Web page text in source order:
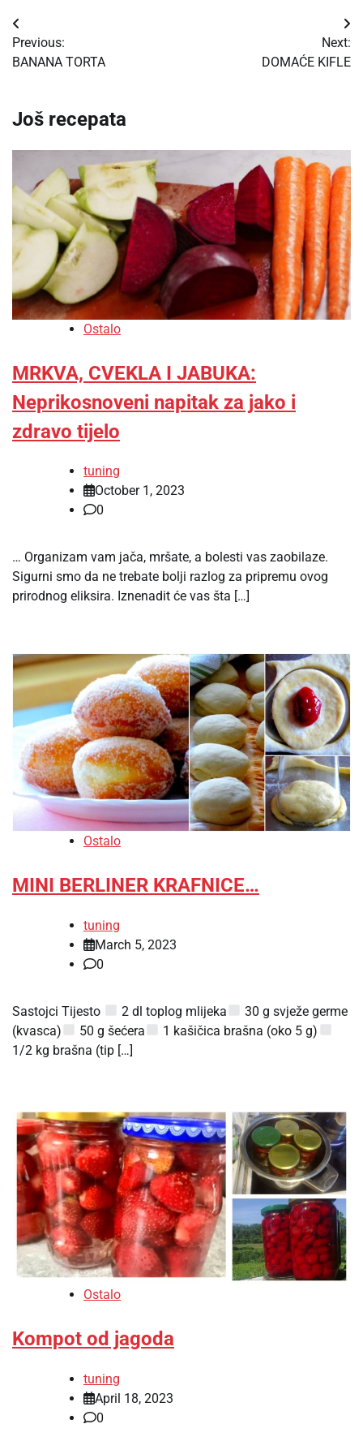
Post
navigation
Previous:
BANANA TORTA
Next:
DOMAĆE KIFLE
Još recepata
Ostalo
MRKVA, CVEKLA I JABUKA:
Neprikosnoveni napitak za jako i
zdravo tijelo
tuning
October 1, 2023
0
… Organizam vam jača, mršate, a bolesti vas zaobilaze.
Sigurni smo da ne trebate bolji razlog za pripremu ovog
prirodnog eliksira. Iznenadit će vas šta […]
Ostalo
MINI BERLINER KRAFNICE…
tuning
March 5, 2023
0
Sastojci Tijesto 2 dl toplog mlijeka
30 g svježe germe
(kvasca)
50 g šećera
1 kašičica brašna (oko 5 g)
1/2 kg brašna (tip […]
Ostalo
Kompot od jagoda
tuning
April 18, 2023
0